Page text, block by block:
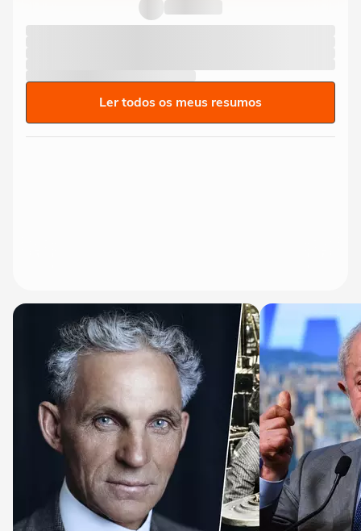
Ler todos os meus resumos